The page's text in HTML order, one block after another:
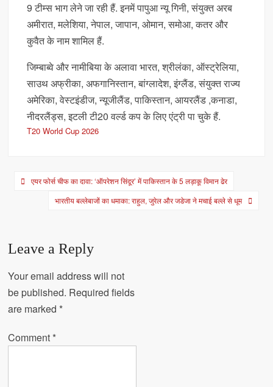
9 टीम्स भाग लेने जा रही हैं. इनमें पापुआ न्यू गिनी, संयुक्त अरब
अमीरात, मलेशिया, नेपाल, जापान, ओमान, समोआ, कतर और
कुवैत के नाम शामिल हैं.
जिम्बाब्वे और नामीबिया के अलावा भारत, श्रीलंका, ऑस्ट्रेलिया,
साउथ अफ्रीका, अफगानिस्तान, बांग्लादेश, इंग्लैंड, संयुक्त राज्य
अमेरिका, वेस्टइंडीज, न्यूजीलैंड, पाकिस्तान, आयरलैंड ,कनाडा,
नीदरलैंड्स, इटली टी20 वर्ल्ड कप के लिए एंट्री पा चुके हैं.
T20 World Cup 2026
Post
navigation
एयर फोर्स चीफ का दावा: ‘ऑपरेशन सिंदूर’ में पाकिस्तान के 5 लड़ाकू विमान ढेर
भारतीय बल्लेबाजों का धमाका: राहुल, जुरेल और जडेजा ने मचाई बल्ले से धूम
Leave a Reply
Your email address will not
be published. Required fields
are marked *
Comment *